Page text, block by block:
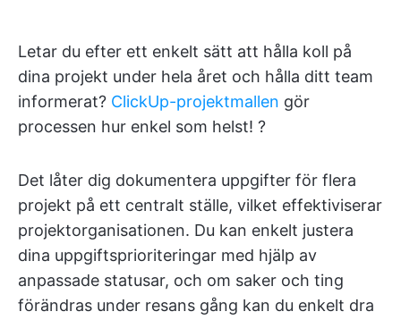
Letar du efter ett enkelt sätt att hålla koll på
dina projekt under hela året och hålla ditt team
informerat? ClickUp-projektmallen gör
processen hur enkel som helst! ?
Det låter dig dokumentera uppgifter för flera
projekt på ett centralt ställe, vilket effektiviserar
projektorganisationen. Du kan enkelt justera
dina uppgiftsprioriteringar med hjälp av
anpassade statusar, och om saker och ting
förändras under resans gång kan du enkelt dra